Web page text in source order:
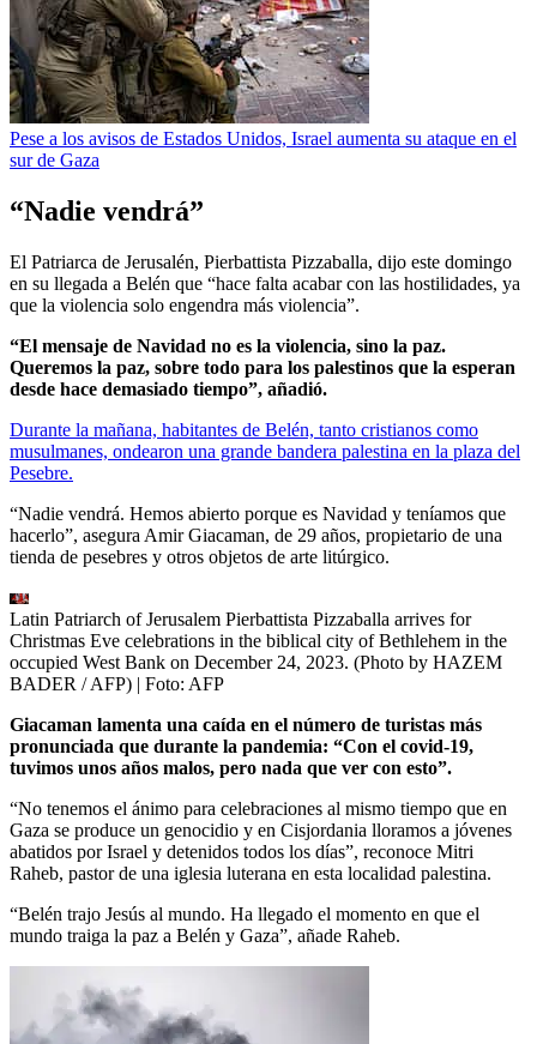
Pese a los avisos de Estados Unidos, Israel aumenta su ataque en el
sur de Gaza
“Nadie vendrá”
El Patriarca de Jerusalén, Pierbattista Pizzaballa, dijo este domingo
en su llegada a Belén que “hace falta acabar con las hostilidades, ya
que la violencia solo engendra más violencia”.
“El mensaje de Navidad no es la violencia, sino la paz.
Queremos la paz, sobre todo para los palestinos que la esperan
desde hace demasiado tiempo”, añadió.
Durante la mañana, habitantes de Belén, tanto cristianos como
musulmanes, ondearon una grande bandera palestina en la plaza del
Pesebre.
“Nadie vendrá. Hemos abierto porque es Navidad y teníamos que
hacerlo”, asegura Amir Giacaman, de 29 años, propietario de una
tienda de pesebres y otros objetos de arte litúrgico.
Latin Patriarch of Jerusalem Pierbattista Pizzaballa arrives for
Christmas Eve celebrations in the biblical city of Bethlehem in the
occupied West Bank on December 24, 2023. (Photo by HAZEM
BADER / AFP) | Foto: AFP
Giacaman lamenta una caída en el número de turistas más
pronunciada que durante la pandemia: “Con el covid-19,
tuvimos unos años malos, pero nada que ver con esto”.
“No tenemos el ánimo para celebraciones al mismo tiempo que en
Gaza se produce un genocidio y en Cisjordania lloramos a jóvenes
abatidos por Israel y detenidos todos los días”, reconoce Mitri
Raheb, pastor de una iglesia luterana en esta localidad palestina.
“Belén trajo Jesús al mundo. Ha llegado el momento en que el
mundo traiga la paz a Belén y Gaza”, añade Raheb.